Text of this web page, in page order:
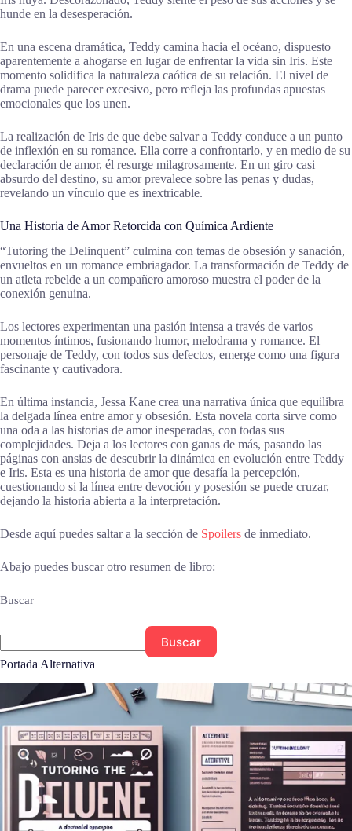
hunde en la desesperación.
En una escena dramática, Teddy camina hacia el océano, dispuesto
aparentemente a ahogarse en lugar de enfrentar la vida sin Iris. Este
momento solidifica la naturaleza caótica de su relación. El nivel de
drama puede parecer excesivo, pero refleja las profundas apuestas
emocionales que los unen.
La realización de Iris de que debe salvar a Teddy conduce a un punto
de inflexión en su romance. Ella corre a confrontarlo, y en medio de su
declaración de amor, él resurge milagrosamente. En un giro casi
absurdo del destino, su amor prevalece sobre las penas y dudas,
revelando un vínculo que es inextricable.
Una Historia de Amor Retorcida con Química Ardiente
“Tutoring the Delinquent” culmina con temas de obsesión y sanación,
envueltos en un romance embriagador. La transformación de Teddy de
un atleta rebelde a un compañero amoroso muestra el poder de la
conexión genuina.
Los lectores experimentan una pasión intensa a través de varios
momentos íntimos, fusionando humor, melodrama y romance. El
personaje de Teddy, con todos sus defectos, emerge como una figura
fascinante y cautivadora.
En última instancia, Jessa Kane crea una narrativa única que equilibra
la delgada línea entre amor y obsesión. Esta novela corta sirve como
una oda a las historias de amor inesperadas, con todas sus
complejidades. Deja a los lectores con ganas de más, pasando las
páginas con ansias de descubrir la dinámica en evolución entre Teddy
e Iris. Esta es una historia de amor que desafía la percepción,
cuestionando si la línea entre devoción y posesión se puede cruzar,
dejando la historia abierta a la interpretación.
Desde aquí puedes saltar a la sección de Spoilers de inmediato.
Abajo puedes buscar otro resumen de libro:
Buscar
Buscar
Portada Alternativa